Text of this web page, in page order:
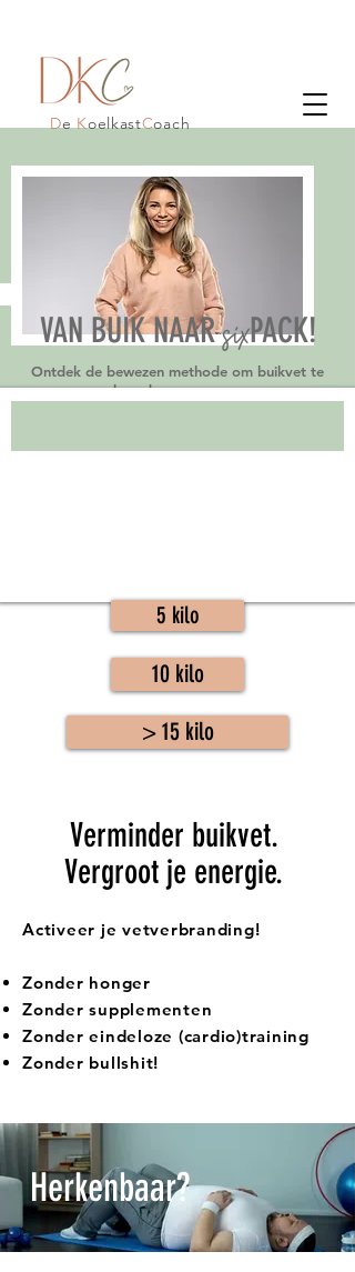
De KoelkastCoach
VAN BUIK NAARsixPACK!
Ontdek de bewezen methode om buikvet te
verbranden voor mannen.
5 kilo
10 kilo
> 15 kilo
Verminder buikvet.
Vergroot je energie.
Activeer je vetverbranding!
Zonder honger
Zonder supplementen
Zonder eindeloze (cardio)training​
Zonder bullshit!
Herkenbaar?